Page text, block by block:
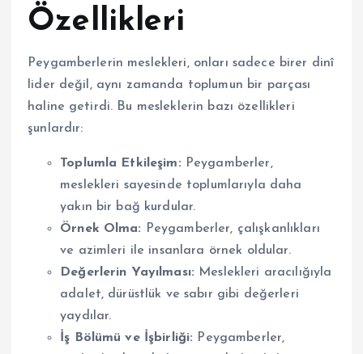
Özellikleri
Peygamberlerin meslekleri, onları sadece birer dinî
lider değil, aynı zamanda toplumun bir parçası
haline getirdi. Bu mesleklerin bazı özellikleri
şunlardır:
Toplumla Etkileşim: Peygamberler,
meslekleri sayesinde toplumlarıyla daha
yakın bir bağ kurdular.
Örnek Olma:
Peygamberler, çalışkanlıkları
ve azimleri ile insanlara örnek oldular.
Değerlerin Yayılması: Meslekleri aracılığıyla
adalet, dürüstlük ve sabır gibi değerleri
yaydılar.
İş Bölümü ve İşbirliği: Peygamberler,